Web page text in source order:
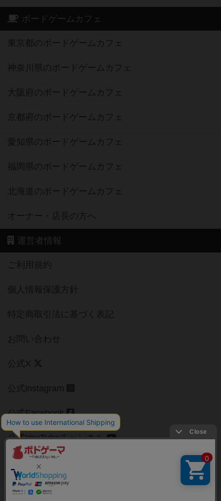
ボードゲームカフェ
東京都のボードゲームカフェ
神奈川県のボードゲームカフェ
大阪府のボードゲームカフェ
京都府のボードゲームカフェ
愛知県のボードゲームカフェ
福岡県のボードゲームカフェ
北海道のボードゲームカフェ
オーナー・店長の方へ
運営者情報
ご利用規約
個人情報保護方針
特定商取引法に基づく表記
お問い合わせ
公式X
公式instagram
公式Facebook
公式YouTubeチャンネル